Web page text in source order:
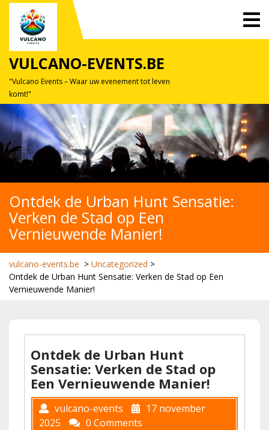
Skip
content
VULCANO-EVENTS.BE
"Vulcano Events – Waar uw evenement tot leven
komt!"
Ontdek de Urban Hunt Sensatie:
Verken de Stad op Een
Vernieuwende Manier!
vulcano-events.be > Uncategorized >
Ontdek de Urban Hunt Sensatie: Verken de Stad op Een
Vernieuwende Manier!
Ontdek de Urban Hunt
Sensatie: Verken de Stad op
Een Vernieuwende Manier!
vulcano-events
17 november
2025
0 Comments